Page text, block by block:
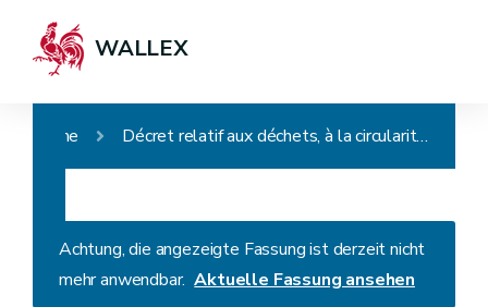
WALLEX
Home Décret relatif aux déchets, à la circularité des matières et à la propreté publique
Achtung, die angezeigte Fassung ist derzeit nicht
mehr anwendbar. Aktuelle Fassung ansehen